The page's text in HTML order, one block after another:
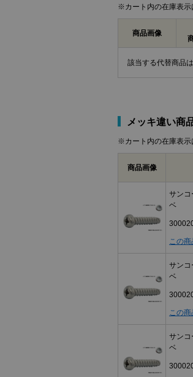
※カート内の在庫表示
商品画像
該当する代替商品
メッキ違い商
※カート内の在庫表示
商品画像
サンコ
ベ
この商
サンコ
ベ
この商
サンコ
ベ